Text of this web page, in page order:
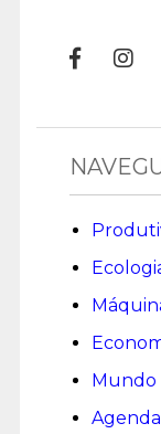
Mundo
Agenda